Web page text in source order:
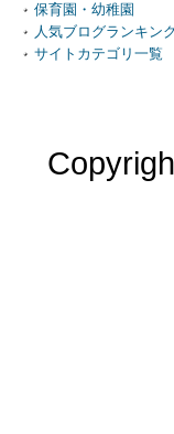
保育園・幼稚園
人気ブログランキン
サイトカテゴリ一覧